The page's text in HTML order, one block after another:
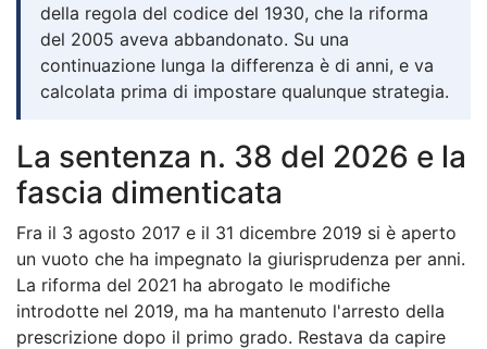
della regola del codice del 1930, che la riforma
del 2005 aveva abbandonato. Su una
continuazione lunga la differenza è di anni, e va
calcolata prima di impostare qualunque strategia.
La sentenza n. 38 del 2026 e la
fascia dimenticata
Fra il 3 agosto 2017 e il 31 dicembre 2019 si è aperto
un vuoto che ha impegnato la giurisprudenza per anni.
La riforma del 2021 ha abrogato le modifiche
introdotte nel 2019, ma ha mantenuto l'arresto della
prescrizione dopo il primo grado. Restava da capire